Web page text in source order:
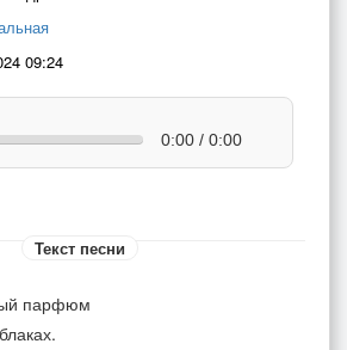
09:24
0:00 / 0:00
Текст песни
парфюм